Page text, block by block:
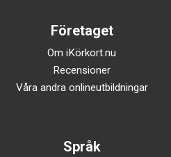
Företaget
Om iKörkort.nu
Recensioner
Våra andra onlineutbildningar
Språk